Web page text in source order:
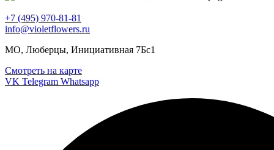
+7 (495) 970-81-81
info@violetflowers.ru
МО, Люберцы, Инициативная 7Бс1
Смотреть на карте
VK Telegram Whatsapp